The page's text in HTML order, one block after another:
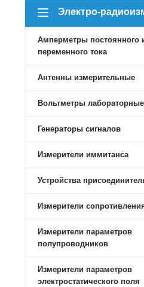
Электро-радиоизмерительное и поверочное
Амперметры постоянного
переменного тока
Антенны измерительные
Вольтметры лабораторные
Генераторы сигналов
Измерители иммитанса
Устройства
Измерители
Измерители параметров
полупроводников
Измерители параметров
электростатического поля